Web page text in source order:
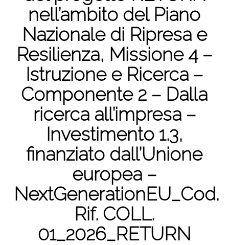
nell’ambito del Piano
Nazionale di Ripresa e
Resilienza, Missione 4 –
Istruzione e Ricerca –
Componente 2 – Dalla
ricerca all’impresa –
Investimento 1.3,
finanziato dall’Unione
europea –
NextGenerationEU_Cod.
Rif. COLL.
01_2026_RETURN